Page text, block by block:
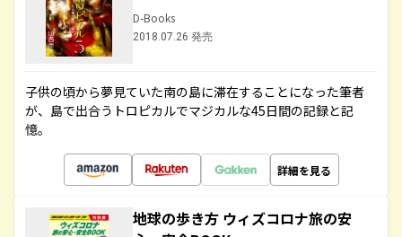
D-Books
2018.07.26 発売
子供の頃から夢見ていた南の島に滞在することになった筆者
が、島で出合うトロピカルでマジカルな45日間の記録と記
憶。
詳細を見る
地球の歩き方 ウィズコロナ旅の安